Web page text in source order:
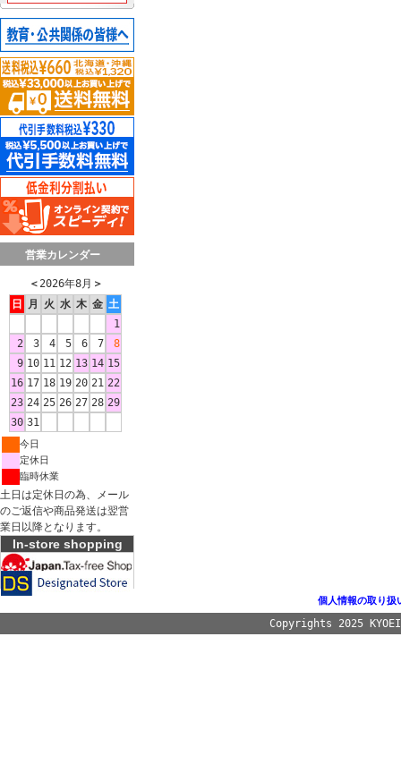
営業カレンダー
＜ 2026年8月 ＞
日
月 火 水 木 金 土
1
2
3 4 5 6 7
8
9 10 11 12 13 14 15
16 17 18 19 20 21 22
23 24 25 26 27 28 29
30 31
今日
定休日
臨時休業
土日は定休日の為、メール
のご返信や商品発送は翌営
業日以降となります。
In-store shopping
個人情報の取り扱
Copyrights 2025